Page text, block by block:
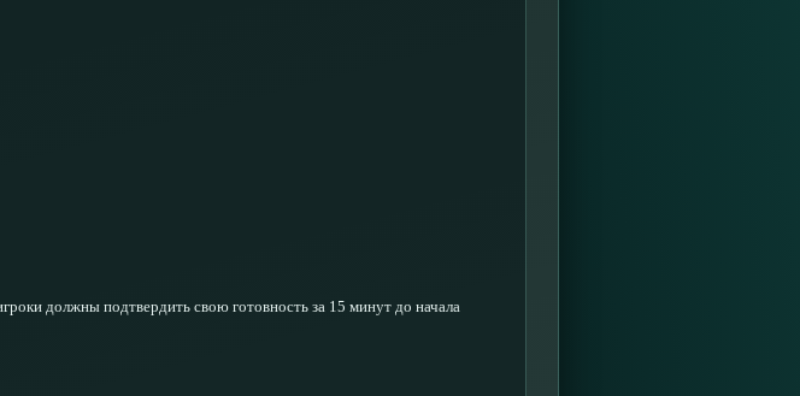
должны подтвердить свою готовность за 15 минут до начала